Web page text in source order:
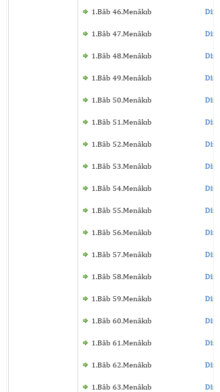
1.Bâb 46.Menâkıb
1.Bâb 47.Menâkıb
1.Bâb 48.Menâkıb
1.Bâb 49.Menâkıb
1.Bâb 50.Menâkıb
1.Bâb 51.Menâkıb
1.Bâb 52.Menâkıb
1.Bâb 53.Menâkıb
1.Bâb 54.Menâkıb
1.Bâb 55.Menâkıb
1.Bâb 56.Menâkıb
1.Bâb 57.Menâkıb
1.Bâb 58.Menâkıb
1.Bâb 59.Menâkıb
1.Bâb 60.Menâkıb
1.Bâb 61.Menâkıb
1.Bâb 62.Menâkıb
1.Bâb 63.Menâkıb